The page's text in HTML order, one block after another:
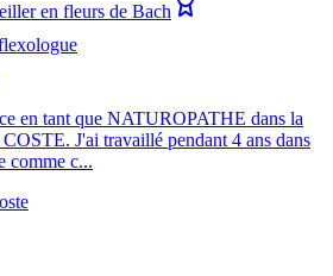
en fleurs de Bach
en tant que NATUROPATHE dans la
J'ai travaillé pendant 4 ans dans
comme c...